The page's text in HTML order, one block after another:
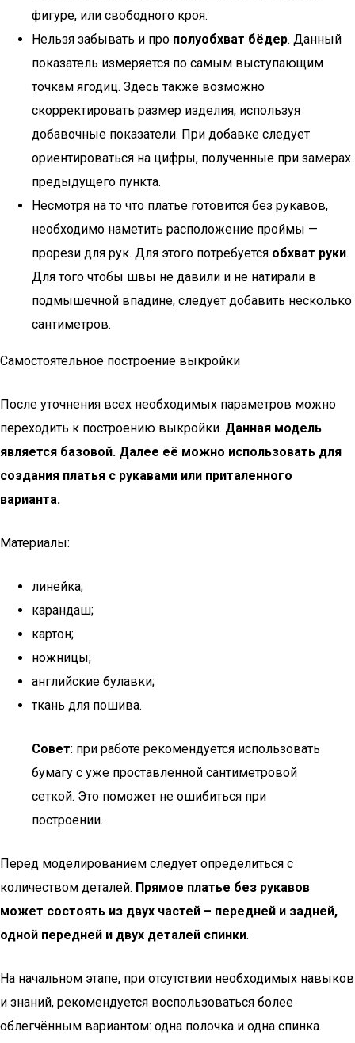
фигуре, или свободного кроя.
Нельзя забывать и про полуобхват бёдер. Данный
показатель измеряется по самым выступающим
точкам ягодиц. Здесь также возможно
скорректировать размер изделия, используя
добавочные показатели. При добавке следует
ориентироваться на цифры, полученные при замерах
предыдущего пункта.
Несмотря на то что платье готовится без рукавов,
необходимо наметить расположение проймы —
прорези для рук. Для этого потребуется обхват руки.
Для того чтобы швы не давили и не натирали в
подмышечной впадине, следует добавить несколько
сантиметров.
Самостоятельное построение выкройки
После уточнения всех необходимых параметров можно
переходить к построению выкройки. Данная модель
является базовой. Далее её можно использовать для
создания платья с рукавами или приталенного
варианта.
Материалы:
линейка;
карандаш;
картон;
ножницы;
английские булавки;
ткань для пошива.
Совет: при работе рекомендуется использовать
бумагу с уже проставленной сантиметровой
сеткой. Это поможет не ошибиться при
построении.
Перед моделированием следует определиться с
количеством деталей. Прямое платье без рукавов
может состоять из двух частей – передней и задней,
одной передней и двух деталей спинки.
На начальном этапе, при отсутствии необходимых навыков
и знаний, рекомендуется воспользоваться более
облегчённым вариантом: одна полочка и одна спинка.